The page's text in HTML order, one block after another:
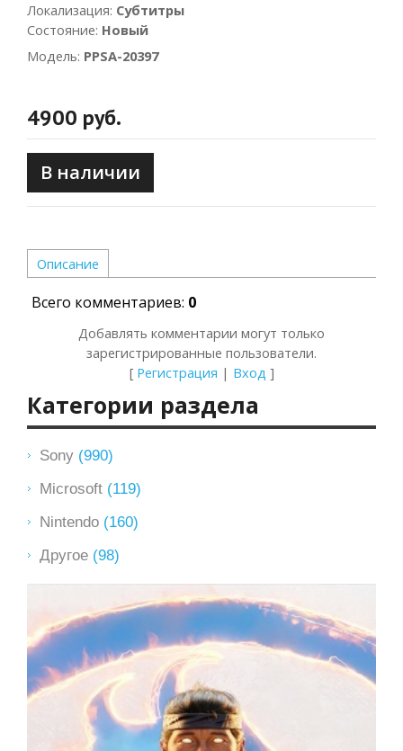
Локализация: Субтитры
Состояние: Новый
Модель: PPSA-20397
4900 руб.
В наличии
Описание
Всего комментариев: 0
Добавлять комментарии могут только
зарегистрированные пользователи.
[ Регистрация | Вход ]
Категории раздела
Sony (990)
Microsoft (119)
Nintendo (160)
Другое (98)